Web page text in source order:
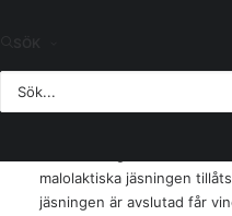
malolaktiska jäsningen
jäsningen är avslutad får